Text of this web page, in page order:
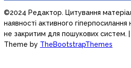
©2024 Редактор. Цитування
наявності активного
не закритим для пошукових систем.
Theme by TheBootstrapThemes